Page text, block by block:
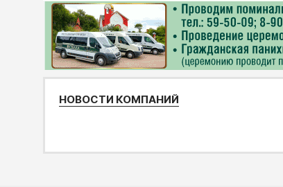
НОВОСТИ КОМПАНИЙ